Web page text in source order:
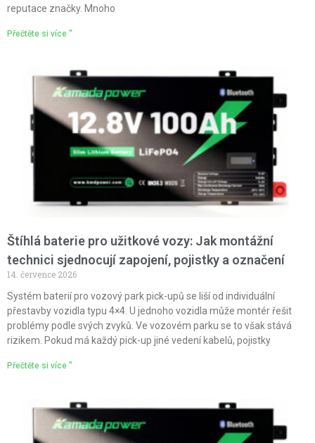
reputace značky. Mnoho
Přečtěte si více "
Štíhlá baterie pro užitkové vozy: Jak montážní
technici sjednocují zapojení, pojistky a označení
14. července 2026
Systém baterií pro vozový park pick-upů se liší od individuální
přestavby vozidla typu 4×4. U jednoho vozidla může montér řešit
problémy podle svých zvyků. Ve vozovém parku se to však stává
rizikem. Pokud má každý pick-up jiné vedení kabelů, pojistky
Přečtěte si více "